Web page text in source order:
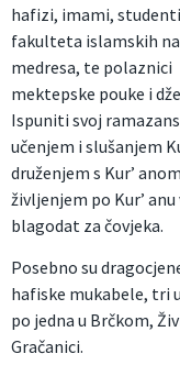
hafizi, imami, studenti
fakulteta islamskih
medresa, te polaznici
mektepske pouke i
Ispuniti svoj
učenjem i slušanjem
druženjem s Kur’
življenjem po Kur’
blagodat za čovjeka.
Posebno su
hafiske mukabele, tri
po jedna u Brčkom,
Gračanici.